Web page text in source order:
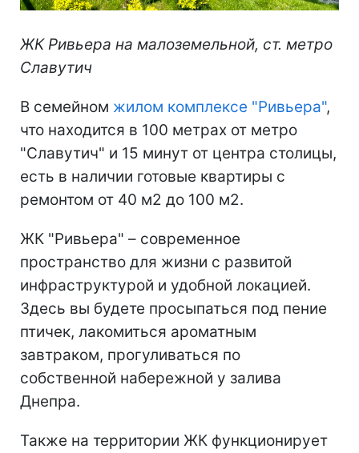
ЖК Ривьера на малоземельной, ст. метро
Славутич
В семейном жилом комплексе "Ривьера",
что находится в 100 метрах от метро
"Славутич" и 15 минут от центра столицы,
есть в наличии готовые квартиры с
ремонтом от 40 м2 до 100 м2.
ЖК "Ривьера" – современное
пространство для жизни с развитой
инфраструктурой и удобной локацией.
Здесь вы будете просыпаться под пение
птичек, лакомиться ароматным
завтраком, прогуливаться по
собственной набережной у залива
Днепра.
Также на территории ЖК функционирует